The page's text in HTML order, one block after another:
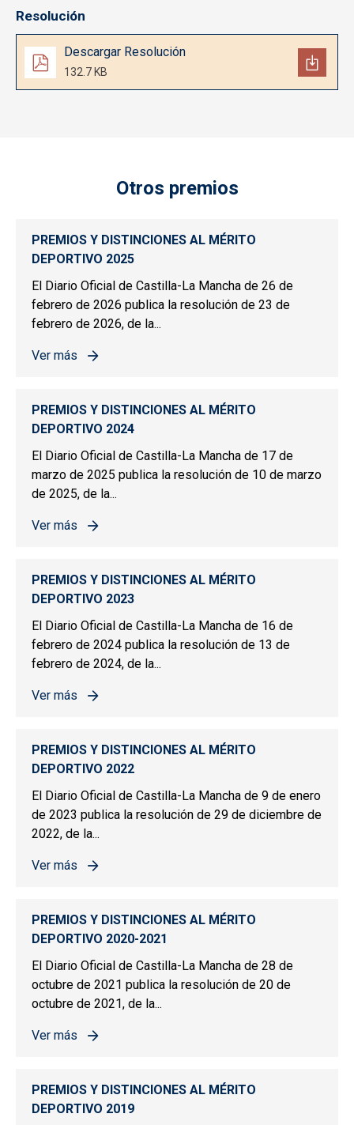
Resolución
Documento
Descargar Resolución
132.7 KB
Otros premios
PREMIOS Y DISTINCIONES AL MÉRITO
DEPORTIVO 2025
El Diario Oficial de Castilla-La Mancha de 26 de
febrero de 2026 publica la resolución de 23 de
febrero de 2026, de la...
Ver más
sobre PREMIOS Y DISTINCIONES AL MÉRITO
PREMIOS Y DISTINCIONES AL MÉRITO
DEPORTIVO 2024
El Diario Oficial de Castilla-La Mancha de 17 de
marzo de 2025 publica la resolución de 10 de marzo
de 2025, de la...
Ver más
sobre PREMIOS Y DISTINCIONES AL MÉRITO
PREMIOS Y DISTINCIONES AL MÉRITO
DEPORTIVO 2023
El Diario Oficial de Castilla-La Mancha de 16 de
febrero de 2024 publica la resolución de 13 de
febrero de 2024, de la...
Ver más
sobre PREMIOS Y DISTINCIONES AL MÉRITO
PREMIOS Y DISTINCIONES AL MÉRITO
DEPORTIVO 2022
El Diario Oficial de Castilla-La Mancha de 9 de enero
de 2023 publica la resolución de 29 de diciembre de
2022, de la...
Ver más
sobre PREMIOS Y DISTINCIONES AL MÉRITO
PREMIOS Y DISTINCIONES AL MÉRITO
DEPORTIVO 2020-2021
El Diario Oficial de Castilla-La Mancha de 28 de
octubre de 2021 publica la resolución de 20 de
octubre de 2021, de la...
Ver más
sobre PREMIOS Y DISTINCIONES AL MÉRITO
PREMIOS Y DISTINCIONES AL MÉRITO
DEPORTIVO 2019